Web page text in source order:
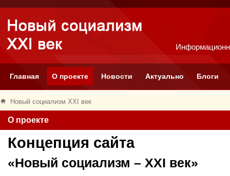
Главная О проекте Новости Актуально Блоги
Новый социализм XXI век
О проекте
Концепция сайта
«Новый социализм – XXI век»